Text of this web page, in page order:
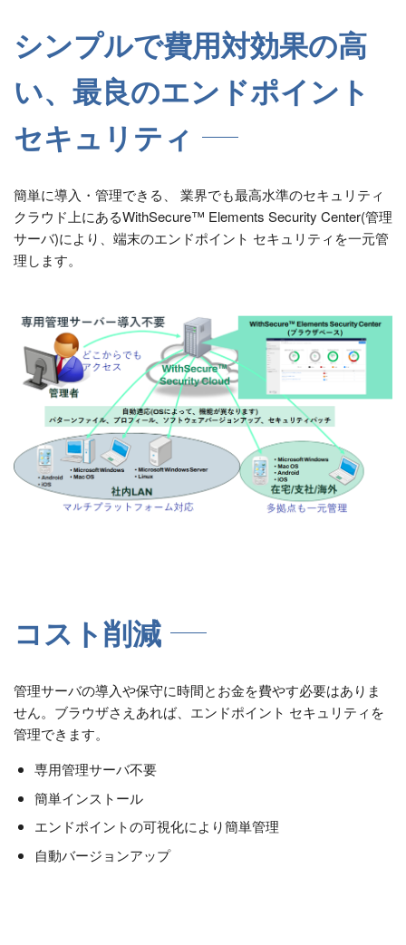
シンプルで費用対効果の高
い、最良のエンドポイント
セキュリティ
簡単に導入・管理できる、 業界でも最高水準のセキュリティ
クラウド上にあるWithSecure™ Elements Security Center(管理
サーバ)により、端末のエンドポイント セキュリティを一元管
理します。
コスト削減
管理サーバの導入や保守に時間とお金を費やす必要はありま
せん。ブラウザさえあれば、エンドポイント セキュリティを
管理できます。
専用管理サーバ不要
簡単インストール
エンドポイントの可視化により簡単管理
自動バージョンアップ